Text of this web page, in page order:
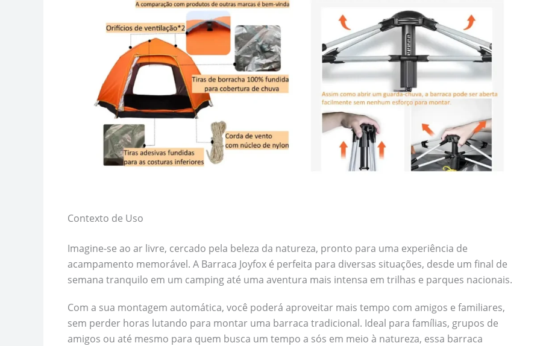
Contexto de Uso
Imagine-se ao ar livre, cercado pela beleza da natureza, pronto para uma experiência de
acampamento memorável. A Barraca Joyfox é perfeita para diversas situações, desde um final de
semana tranquilo em um camping até uma aventura mais intensa em trilhas e parques nacionais.
Com a sua montagem automática, você poderá aproveitar mais tempo com amigos e familiares,
sem perder horas lutando para montar uma barraca tradicional. Ideal para famílias, grupos de
amigos ou até mesmo para quem busca um tempo a sós em meio à natureza, essa barraca